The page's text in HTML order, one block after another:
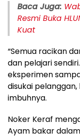
Baca Juga:
Resmi Buka
Kuat
“Semua racikan
dan pelajari
eksperimen
disukai
imbuhnya.
Noker Keraf
Ayam bakar